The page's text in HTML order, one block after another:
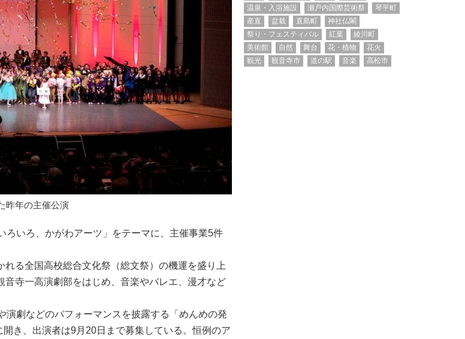
昨年の主催公演
いろ、かがわアーツ」をテーマに、主催事業5件
る全国高校総合文化祭（総文祭）の機運を盛り上
寺一高演劇部をはじめ、音楽やバレエ、漫才など
劇などのパフォーマンスを披露する「めんめの発
き、出演者は9月20日まで募集している。恒例のア
温泉・入浴施設
瀬戸内国際芸術祭
琴平町
産直
盆栽 直島町
神社仏閣
祭り・フェスティバル
紅葉
綾川町
美術館
自然 舞台 花・植物
花火
観光
観音寺市 道の駅 音楽 高松市